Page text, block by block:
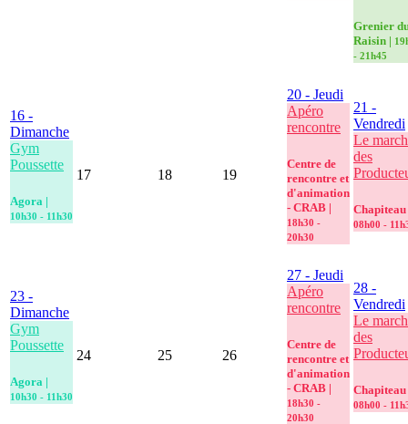
Grenier
Raisin |
- 21h45
16 -
Dimanche
Gym
Poussette
Agora |
10h30 - 11h30
17 18 19
20 - Jeudi
Apéro
rencontre
Centre de
rencontre et
d'animation
- CRAB |
18h30 -
20h30
21 -
Vendredi
Le
des
Chapiteau
08h00 -
23 -
Dimanche
Gym
Poussette
Agora |
10h30 - 11h30
24 25 26
27 - Jeudi
Apéro
rencontre
Centre de
rencontre et
d'animation
- CRAB |
18h30 -
20h30
28 -
Vendredi
Le
des
Chapiteau
08h00 -